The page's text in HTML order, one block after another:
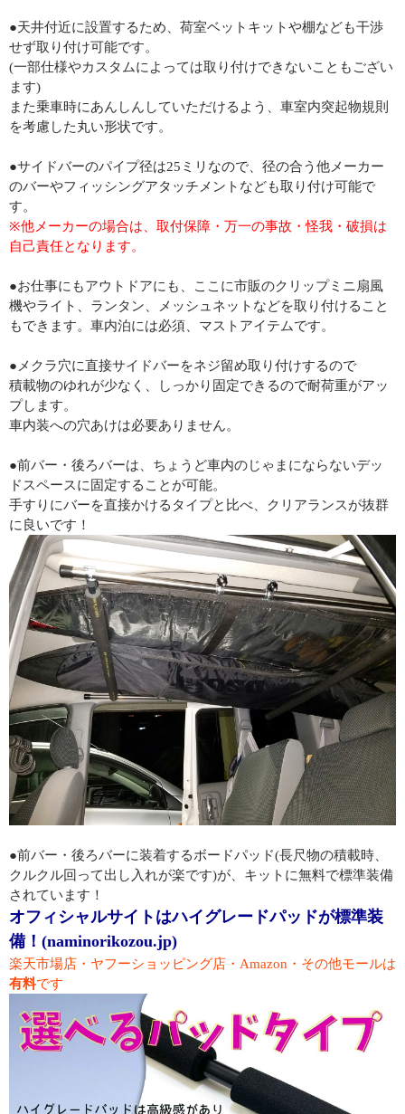
●天井付近に設置するため、荷室ベットキットや棚なども干渉
せず取り付け可能です。
(一部仕様やカスタムによっては取り付けできないこともござい
ます)
また乗車時にあんしんしていただけるよう、車室内突起物規則
を考慮した丸い形状です。
●サイドバーのパイプ径は25ミリなので、径の合う他メーカー
のバーやフィッシングアタッチメントなども取り付け可能で
す。
※他メーカーの場合は、取付保障・万一の事故・怪我・破損は
自己責任となります。
●お仕事にもアウトドアにも、ここに市販のクリップミニ扇風
機やライト、ランタン、メッシュネットなどを取り付けること
もできます。車内泊には必須、マストアイテムです。
●メクラ穴に直接サイドバーをネジ留め取り付けするので
積載物のゆれが少なく、しっかり固定できるので耐荷重がアッ
プします。
車内装への穴あけは必要ありません。
●前バー・後ろバーは、ちょうど車内のじゃまにならないデッ
ドスペースに固定することが可能。
手すりにバーを直接かけるタイプと比べ、クリアランスが抜群
に良いです！
●前バー・後ろバーに装着するボードパッド(長尺物の積載時、
クルクル回って出し入れが楽です)が、キットに無料で標準装備
されています！
オフィシャルサイトはハイグレードパッドが標準装
備！(naminorikozou.jp)
楽天市場店・ヤフーショッピング店・Amazon・その他モールは
有料です